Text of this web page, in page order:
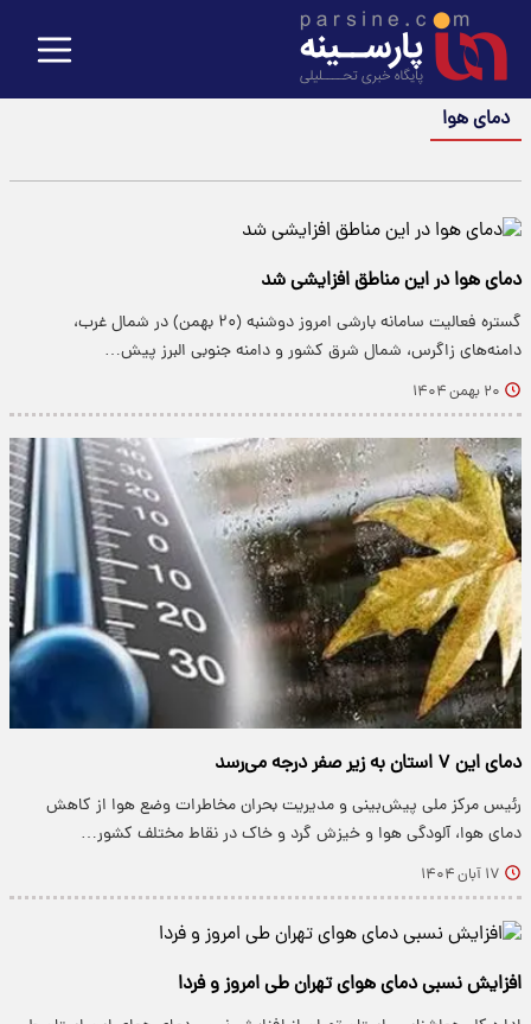
دمای هوا
دمای هوا در این مناطق افزایشی شد
گستره فعالیت سامانه بارشی امروز دوشنبه (۲۰ بهمن) در شمال غرب،
دامنه‌های زاگرس، شمال شرق کشور و دامنه جنوبی البرز پیش…
۲۰ بهمن ۱۴۰۴
دمای این ۷ استان به زیر صفر درجه می‌رسد
رئیس مرکز ملی پیش‌بینی و مدیریت بحران مخاطرات وضع هوا از کاهش
دمای هوا، آلودگی هوا و خیزش گرد و خاک در نقاط مختلف کشور…
۱۷ آبان ۱۴۰۴
افزایش نسبی دمای هوای تهران طی امروز و فردا